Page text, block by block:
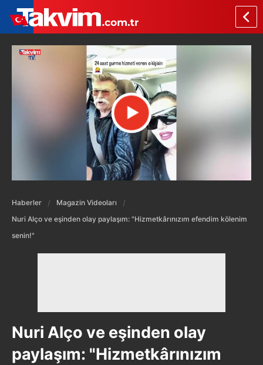
Haberler
Magazin Videoları
Nuri Alço ve eşinden olay paylaşım: "Hizmetkârınızım efendim kölenim
senin!"
Nuri Alço ve eşinden olay
paylaşım: "Hizmetkârınızım